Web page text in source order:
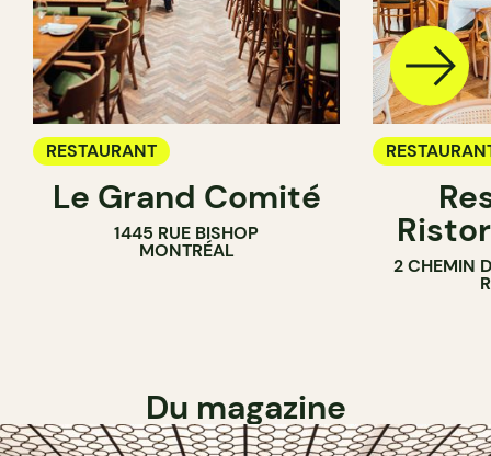
RESTAURANT
Le Grand Comité
1445 RUE BISHOP
MONTRÉAL
2 CHEMIN
Du magazine